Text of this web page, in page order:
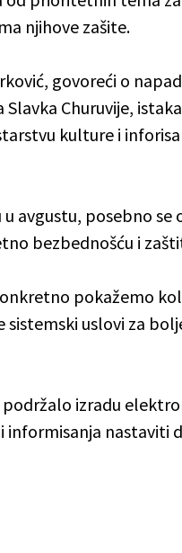
njihove zašite.
govoreći o
Churuvije,
kulture i
avgustu, posebno se
bezbednošću i
pokažemo
sistemski uslovi za
izradu
nastaviti